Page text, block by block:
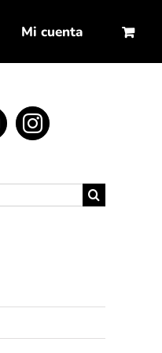
Mi cuenta